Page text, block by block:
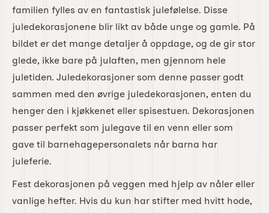
familien fylles av en fantastisk julefølelse. Disse
juledekorasjonene blir likt av både unge og gamle. På
bildet er det mange detaljer å oppdage, og de gir stor
glede, ikke bare på julaften, men gjennom hele
juletiden. Juledekorasjoner som denne passer godt
sammen med den øvrige juledekorasjonen, enten du
henger den i kjøkkenet eller spisestuen. Dekorasjonen
passer perfekt som julegave til en venn eller som
gave til barnehagepersonalets når barna har
juleferie.
Fest dekorasjonen på veggen med hjelp av nåler eller
vanlige hefter. Hvis du kun har stifter med hvitt hode,